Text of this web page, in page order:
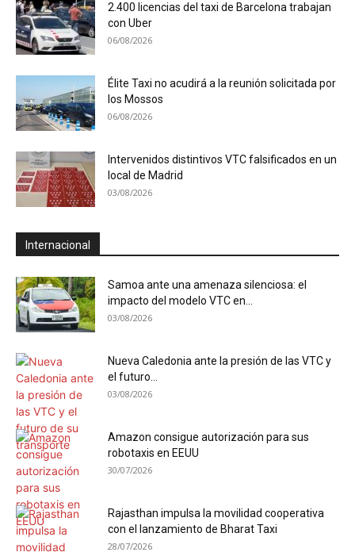
2.400 licencias del taxi de Barcelona trabajan
con Uber
06/08/2026
Élite Taxi no acudirá a la reunión solicitada por
los Mossos
06/08/2026
Intervenidos distintivos VTC falsificados en un
local de Madrid
03/08/2026
Internacional
Samoa ante una amenaza silenciosa: el
impacto del modelo VTC en...
03/08/2026
Nueva Caledonia ante la presión de las VTC y
el futuro...
03/08/2026
Amazon consigue autorización para sus
robotaxis en EEUU
30/07/2026
Rajasthan impulsa la movilidad cooperativa
con el lanzamiento de Bharat Taxi
28/07/2026